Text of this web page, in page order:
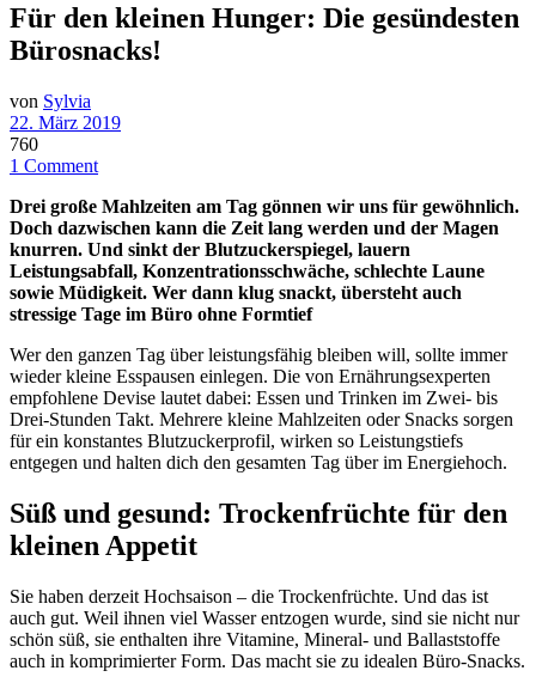
Für den kleinen Hunger: Die gesündesten
Bürosnacks!
von Sylvia
22. März 2019
760
1 Comment
Drei große Mahlzeiten am Tag gönnen wir uns für gewöhnlich.
Doch dazwischen kann die Zeit lang werden und der Magen
knurren. Und sinkt der Blutzuckerspiegel, lauern
Leistungsabfall, Konzentrationsschwäche, schlechte Laune
sowie Müdigkeit. Wer dann klug snackt, übersteht auch
stressige Tage im Büro ohne Formtief
Wer den ganzen Tag über leistungsfähig bleiben will, sollte immer
wieder kleine Esspausen einlegen. Die von Ernährungsexperten
empfohlene Devise lautet dabei: Essen und Trinken im Zwei- bis
Drei-Stunden Takt. Mehrere kleine Mahlzeiten oder Snacks sorgen
für ein konstantes Blutzuckerprofil, wirken so Leistungstiefs
entgegen und halten dich den gesamten Tag über im Energiehoch.
Süß und gesund: Trockenfrüchte für den
kleinen Appetit
Sie haben derzeit Hochsaison – die Trockenfrüchte. Und das ist
auch gut. Weil ihnen viel Wasser entzogen wurde, sind sie nicht nur
schön süß, sie enthalten ihre Vitamine, Mineral- und Ballaststoffe
auch in komprimierter Form. Das macht sie zu idealen Büro-Snacks.